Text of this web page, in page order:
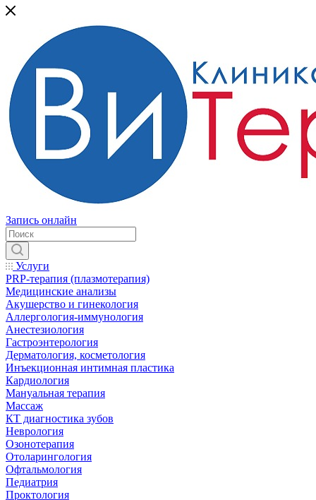
Запись онлайн
Услуги
PRP-терапия (плазмотерапия)
Медицинские анализы
Акушерство и гинекология
Аллергология-иммунология
Анестезиология
Гастроэнтерология
Дерматология, косметология
Инъекционная интимная пластика
Кардиология
Мануальная терапия
Массаж
КТ диагностика зубов
Неврология
Озонотерапия
Отоларингология
Офтальмология
Педиатрия
Проктология